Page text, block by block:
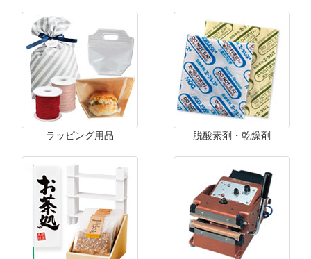
ラッピング用品 脱酸素剤・乾燥剤